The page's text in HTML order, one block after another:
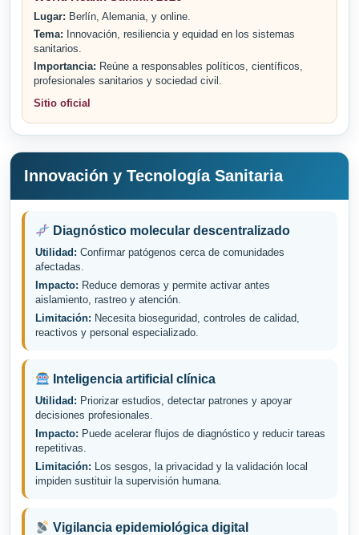
Lugar: Berlín, Alemania, y online.
Tema: Innovación, resiliencia y equidad en los sistemas
sanitarios.
Importancia: Reúne a responsables políticos, científicos,
profesionales sanitarios y sociedad civil.
Sitio oficial
Innovación y Tecnología Sanitaria
Diagnóstico molecular descentralizado
Utilidad: Confirmar patógenos cerca de comunidades
afectadas.
Impacto: Reduce demoras y permite activar antes
aislamiento, rastreo y atención.
Limitación: Necesita bioseguridad, controles de calidad,
reactivos y personal especializado.
Inteligencia artificial clínica
Utilidad: Priorizar estudios, detectar patrones y apoyar
decisiones profesionales.
Impacto: Puede acelerar flujos de diagnóstico y reducir tareas
repetitivas.
Limitación: Los sesgos, la privacidad y la validación local
impiden sustituir la supervisión humana.
Vigilancia epidemiológica digital